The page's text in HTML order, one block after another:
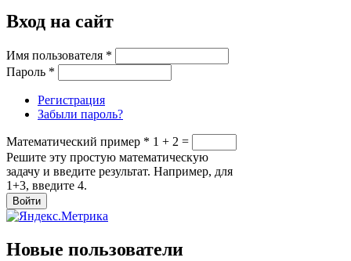
Вход на сайт
Имя пользователя *
Пароль *
Регистрация
Забыли пароль?
Математический пример * 1 + 2 =
Решите эту простую математическую
задачу и введите результат. Например, для
1+3, введите 4.
Новые пользователи